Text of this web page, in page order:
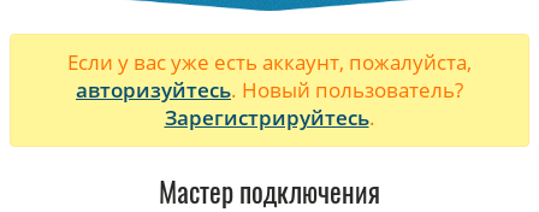
Если у вас уже есть аккаунт, пожалуйста,
авторизуйтесь. Новый пользователь?
Зарегистрируйтесь.
Мастер подключения